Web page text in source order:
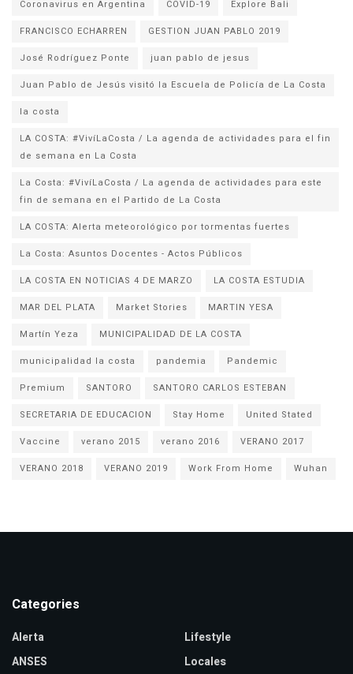
Coronavirus en Argentina COVID-19
Explore Bali
FRANCISCO ECHARREN
GESTION JUAN PABLO 2019
José Rodríguez Ponte
juan pablo de jesus
la costa
LA COSTA: #VivíLaCosta / La agenda de actividades para el fin
de semana en La Costa
La Costa: #VivíLaCosta / La agenda de actividades para este
fin de semana en el Partido de La Costa
LA COSTA: Alerta meteorológico por tormentas fuertes
La Costa: Asuntos Docentes - Actos Públicos
LA COSTA EN NOTICIAS 4 DE MARZO
LA COSTA ESTUDIA
MAR DEL PLATA
Market Stories
MARTIN YESA
Martín Yeza
MUNICIPALIDAD DE LA COSTA
municipalidad la costa
pandemia
Pandemic
Premium
SANTORO
SANTORO CARLOS ESTEBAN
SECRETARIA DE EDUCACION
Stay Home
United Stated
Vaccine
verano 2015 verano 2016
VERANO 2017
VERANO 2018
VERANO 2019 Work From Home Wuhan
Categories
Alerta
ANSES
Lifestyle
Locales